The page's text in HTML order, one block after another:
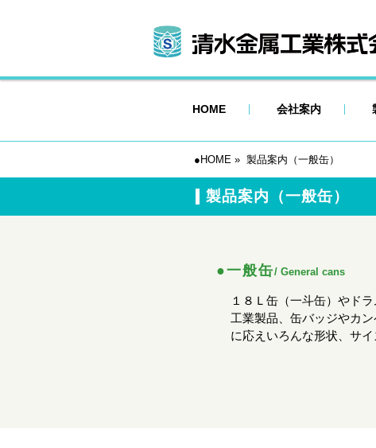
HOME 会社案内
●HOME » 製品案内（一般缶）
製品案内（一般缶）
●一般缶/ General cans
１８Ｌ缶（一斗缶）やド
工業製品、缶バッジやカ
に応えいろんな形状、サ